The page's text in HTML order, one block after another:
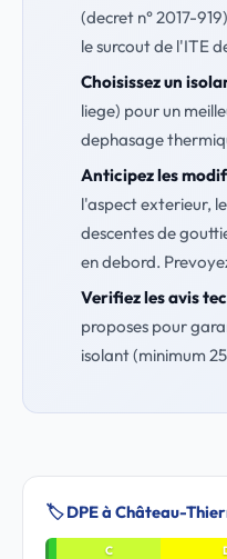
(decret n° 2017-
le surcout de l'ITE
Choisissez un
liege) pour un
dephasage
Anticipez les
l'aspect exterieur,
descentes de
en debord.
Verifiez les avis
proposes pour
isolant (minimum
🏷️ DPE à Château-
C